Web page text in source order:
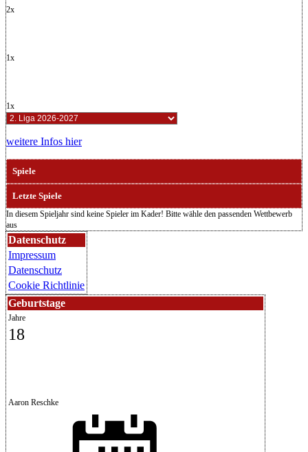
2x
1x
1x
weitere Infos hier
Spiele
Letzte Spiele
In diesem Spieljahr sind keine Spieler im Kader! Bitte wähle den passenden Wettbewerb
aus
Datenschutz
Impressum
Datenschutz
Cookie Richtlinie
Geburtstage
Jahre
18
Aaron Reschke